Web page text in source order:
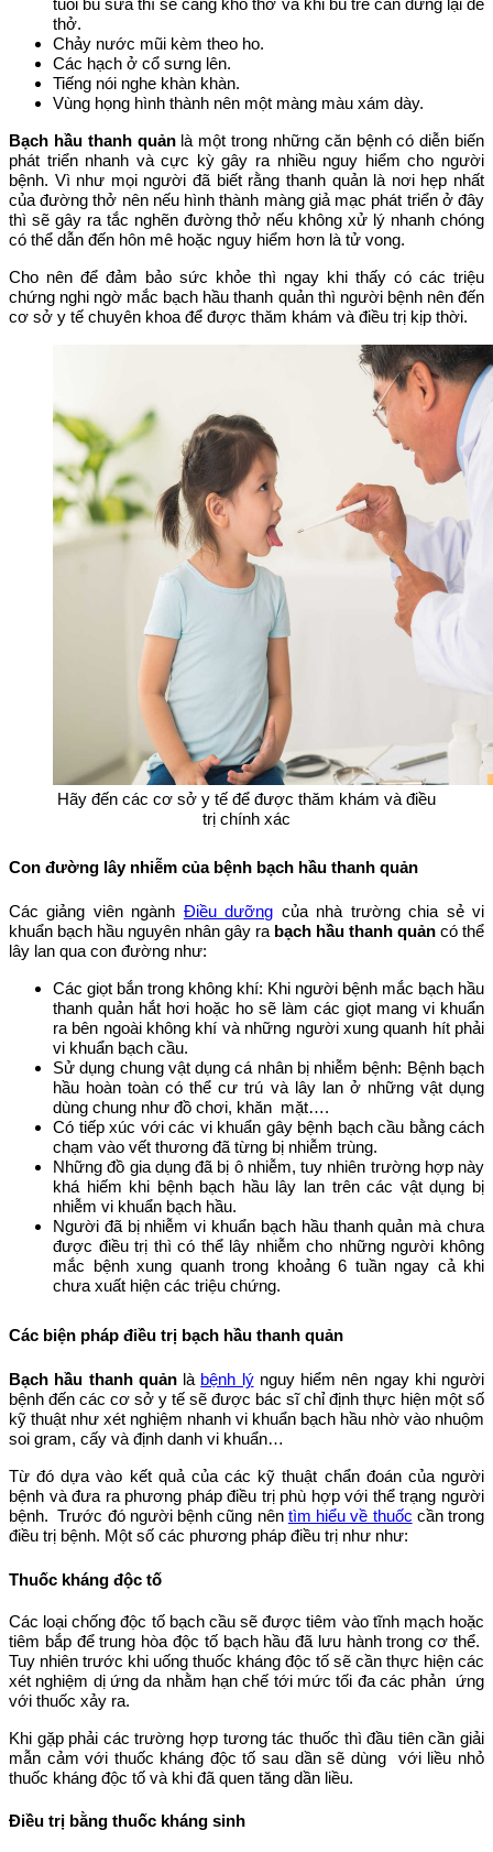
thở.
Chảy nước mũi kèm theo ho.
Các hạch ở cổ sưng lên.
Tiếng nói nghe khàn khàn.
Vùng họng hình thành nên một màng màu xám dày.
Bạch hầu thanh quảnlà một trong những căn bệnh có diễn biến
phát triển nhanh và cực kỳ gây ra nhiều nguy hiểm cho người
bệnh. Vì như mọi người đã biết rằng thanh quản là nơi hẹp nhất
của đường thở nên nếu hình thành màng giả mạc phát triển ở đây
thì sẽ gây ra tắc nghẽn đường thở nếu không xử lý nhanh chóng
có thể dẫn đến hôn mê hoặc nguy hiểm hơn là tử vong.
Cho nên để đảm bảo sức khỏe thì ngay khi thấy có các triệu
chứng nghi ngờ mắc bạch hầu thanh quản thì người bệnh nên đến
cơ sở y tế chuyên khoa để được thăm khám và điều trị kịp thời.
Hãy đến các cơ sở y tế để được thăm khám và điều
trị chính xác
Con đường lây nhiễm của bệnh bạch hầu thanh quản
Các giảng viên ngành Điều dưỡng của nhà trường chia sẻ vi
khuẩn bạch hầu nguyên nhân gây ra bạch hầu thanh quản có thể
lây lan qua con đường như:
Các giọt bắn trong không khí: Khi người bệnh mắc bạch hầu
thanh quản hắt hơi hoặc ho sẽ làm các giọt mang vi khuẩn
ra bên ngoài không khí và những người xung quanh hít phải
vi khuẩn bạch cầu.
Sử dụng chung vật dụng cá nhân bị nhiễm bệnh: Bệnh bạch
hầu hoàn toàn có thể cư trú và lây lan ở những vật dụng
dùng chung như đồ chơi, khăn mặt….
Có tiếp xúc với các vi khuẩn gây bệnh bạch cầu bằng cách
chạm vào vết thương đã từng bị nhiễm trùng.
Những đồ gia dụng đã bị ô nhiễm, tuy nhiên trường hợp này
khá hiếm khi bệnh bạch hầu lây lan trên các vật dụng bị
nhiễm vi khuẩn bạch hầu.
Người đã bị nhiễm vi khuẩn bạch hầu thanh quản mà chưa
được điều trị thì có thể lây nhiễm cho những người không
mắc bệnh xung quanh trong khoảng 6 tuần ngay cả khi
chưa xuất hiện các triệu chứng.
Các biện pháp điều trị bạch hầu thanh quản
Bạch hầu thanh quảnlà bệnh lýnguy hiểm nên ngay khi người
bệnh đến các cơ sở y tế sẽ được bác sĩ chỉ định thực hiện một số
kỹ thuật như xét nghiệm nhanh vi khuẩn bạch hầu nhờ vào nhuộm
soi gram, cấy và định danh vi khuẩn…
Từ đó dựa vào kết quả của các kỹ thuật chẩn đoán của người
bệnh và đưa ra phương pháp điều trị phù hợp với thể trạng người
bệnh. Trước đó người bệnh cũng nên tìm hiểu về thuốc cần trong
điều trị bệnh. Một số các phương pháp điều trị như như:
Thuốc kháng độc tố
Các loại chống độc tố bạch cầu sẽ được tiêm vào tĩnh mạch hoặc
tiêm bắp để trung hòa độc tố bạch hầu đã lưu hành trong cơ thể.
Tuy nhiên trước khi uống thuốc kháng độc tố sẽ cần thực hiện các
xét nghiệm dị ứng da nhằm hạn chế tới mức tối đa các phản ứng
với thuốc xảy ra.
Khi gặp phải các trường hợp tương tác thuốc thì đầu tiên cần giải
mẫn cảm với thuốc kháng độc tố sau dần sẽ dùng với liều nhỏ
thuốc kháng độc tố và khi đã quen tăng dần liều.
Điều trị bằng thuốc kháng sinh